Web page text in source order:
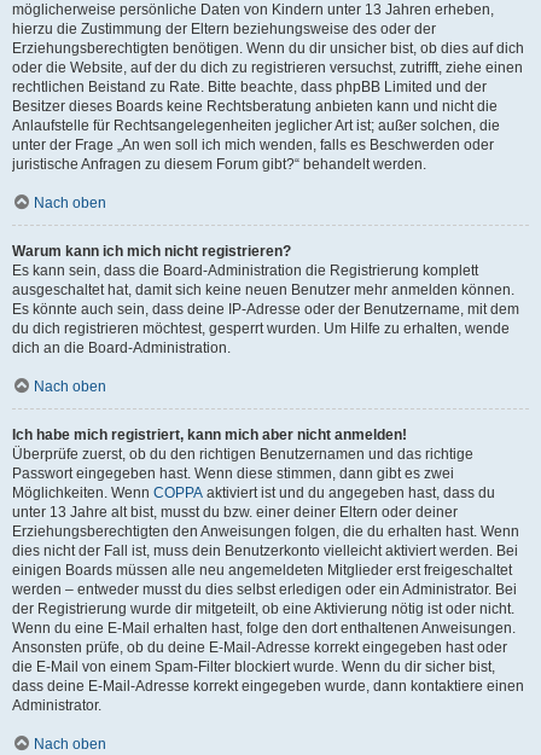
möglicherweise persönliche Daten von Kindern unter 13 Jahren erheben,
hierzu die Zustimmung der Eltern beziehungsweise des oder der
Erziehungsberechtigten benötigen. Wenn du dir unsicher bist, ob dies auf dich
oder die Website, auf der du dich zu registrieren versuchst, zutrifft, ziehe einen
rechtlichen Beistand zu Rate. Bitte beachte, dass phpBB Limited und der
Besitzer dieses Boards keine Rechtsberatung anbieten kann und nicht die
Anlaufstelle für Rechtsangelegenheiten jeglicher Art ist; außer solchen, die
unter der Frage „An wen soll ich mich wenden, falls es Beschwerden oder
juristische Anfragen zu diesem Forum gibt?“ behandelt werden.
Nach oben
Warum kann ich mich nicht registrieren?
Es kann sein, dass die Board-Administration die Registrierung komplett
ausgeschaltet hat, damit sich keine neuen Benutzer mehr anmelden können.
Es könnte auch sein, dass deine IP-Adresse oder der Benutzername, mit dem
du dich registrieren möchtest, gesperrt wurden. Um Hilfe zu erhalten, wende
dich an die Board-Administration.
Nach oben
Ich habe mich registriert, kann mich aber nicht anmelden!
Überprüfe zuerst, ob du den richtigen Benutzernamen und das richtige
Passwort eingegeben hast. Wenn diese stimmen, dann gibt es zwei
Möglichkeiten. Wenn COPPA aktiviert ist und du angegeben hast, dass du
unter 13 Jahre alt bist, musst du bzw. einer deiner Eltern oder deiner
Erziehungsberechtigten den Anweisungen folgen, die du erhalten hast. Wenn
dies nicht der Fall ist, muss dein Benutzerkonto vielleicht aktiviert werden. Bei
einigen Boards müssen alle neu angemeldeten Mitglieder erst freigeschaltet
werden – entweder musst du dies selbst erledigen oder ein Administrator. Bei
der Registrierung wurde dir mitgeteilt, ob eine Aktivierung nötig ist oder nicht.
Wenn du eine E-Mail erhalten hast, folge den dort enthaltenen Anweisungen.
Ansonsten prüfe, ob du deine E-Mail-Adresse korrekt eingegeben hast oder
die E-Mail von einem Spam-Filter blockiert wurde. Wenn du dir sicher bist,
dass deine E-Mail-Adresse korrekt eingegeben wurde, dann kontaktiere einen
Administrator.
Nach oben